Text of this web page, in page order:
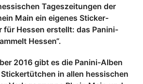
Tageszeitungen der
Main ein eigenes Sticker-
für Hessen erstellt: das Panini-
Hessen“.
2016 gibt es die Panini-Alben
in allen hessischen